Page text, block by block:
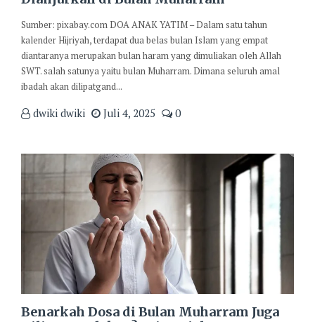
Sumber: pixabay.com DOA ANAK YATIM – Dalam satu tahun
kalender Hijriyah, terdapat dua belas bulan Islam yang empat
diantaranya merupakan bulan haram yang dimuliakan oleh Allah
SWT. salah satunya yaitu bulan Muharram. Dimana seluruh amal
ibadah akan dilipatgand...
dwiki dwiki Juli 4, 2025 0
Benarkah Dosa di Bulan Muharram Juga